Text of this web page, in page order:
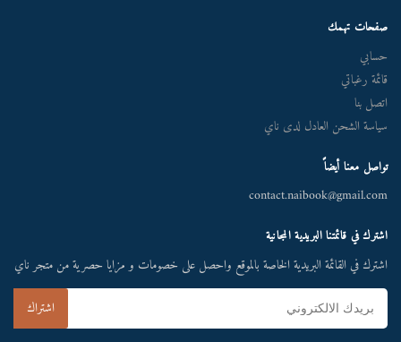
صفحات تهمك
حسابي
قائمة رغباتي
اتصل بنا
سياسة الشحن العادل لدى ناي
تواصل معنا أيضاً
contact.naibook@gmail.com
اشترك في قائمتنا البريدية المجانية
اشترك في القائمة البريدية الخاصة بالموقع واحصل على خصومات و مزايا حصرية من متجر ناي